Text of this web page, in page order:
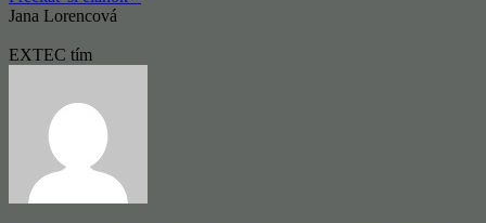
Jana Lorencová
EXTEC tím